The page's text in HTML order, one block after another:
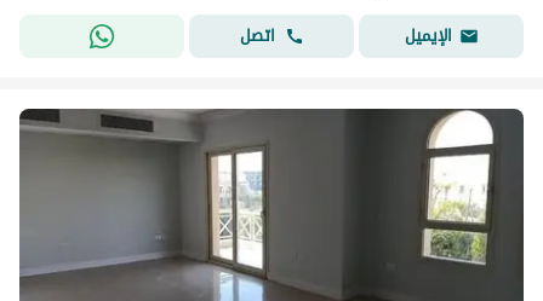
الإيميل
اتصل